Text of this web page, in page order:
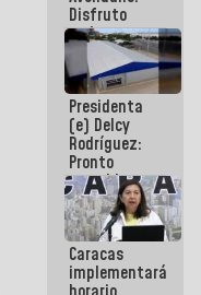
Disfruto
cada vez
que escribes
porque lo
que haces
es
embarrarla
Presidenta
(e) Delcy
Rodríguez:
Pronto
restableceremos
las
operaciones
en el
Aeropuerto
Internacional
Caracas
implementará